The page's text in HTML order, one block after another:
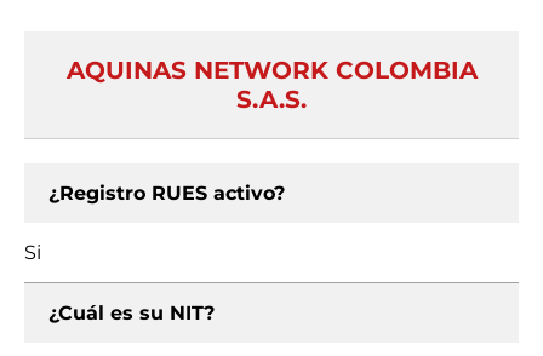
AQUINAS NETWORK COLOMBIA
S.A.S.
¿Registro RUES activo?
Si
¿Cuál es su NIT?